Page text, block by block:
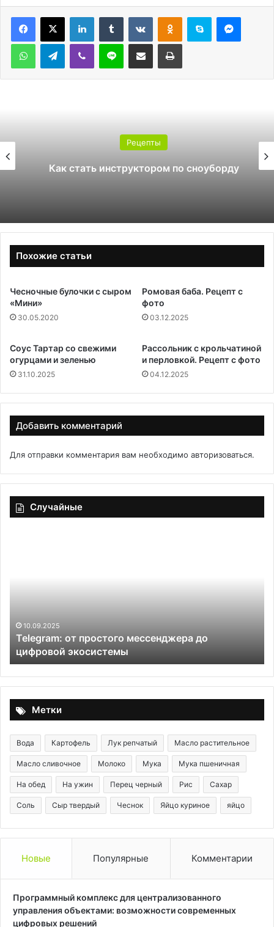
LinkedInTumblr ВконтактеОдноклассники
Skype
WhatsAppTelegramViber Line Поделиться через электронную почту Печатать
Рецепты
Как стать инструктором по сноуборду
Похожие статьи
Чесночные булочки с сыром
«Мини»
30.05.2020
Ромовая баба. Рецепт с
фото
03.12.2025
Соус Тартар со свежими
огурцами и зеленью
31.10.2025
Рассольник с крольчатиной
и перловкой. Рецепт с фото
04.12.2025
Добавить комментарий
Для отправки комментария вам необходимо авторизоваться.
Случайные
10.09.2025
Telegram: от простого мессенджера до
цифровой экосистемы
Метки
Вода Картофель Лук репчатый Масло растительное
Масло сливочное Молоко Мука Мука пшеничная
На обед На ужин Перец черный Рис Сахар
Соль Сыр твердый Чеснок Яйцо куриное яйцо
Новые Популярные Комментарии
Программный комплекс для централизованного
управления объектами: возможности современных
цифровых решений